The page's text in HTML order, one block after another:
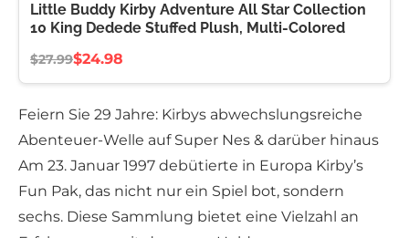
Little Buddy Kirby Adventure All Star Collection
10 King Dedede Stuffed Plush, Multi-Colored
$27.99$24.98
Feiern Sie 29 Jahre: Kirbys abwechslungsreiche
Abenteuer-Welle auf Super Nes & darüber hinaus
Am 23. Januar 1997 debütierte in Europa Kirby’s
Fun Pak, das nicht nur ein Spiel bot, sondern
sechs. Diese Sammlung bietet eine Vielzahl an